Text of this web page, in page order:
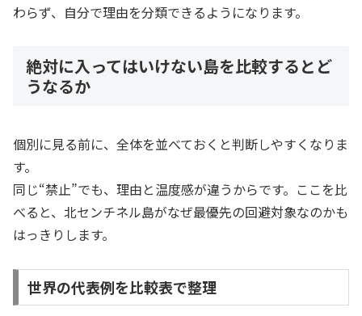
わらず、自分で理由を分類できるようになります。
絶対に入ってはいけない島を比較するとど
うなるか
個別に見る前に、全体を並べておくと判断しやすくなりま
す。
同じ“禁止”でも、理由と温度感が違うからです。ここを比
べると、北センチネル島がなぜ最優先の回避対象なのかも
はっきりします。
世界の代表例を比較表で整理